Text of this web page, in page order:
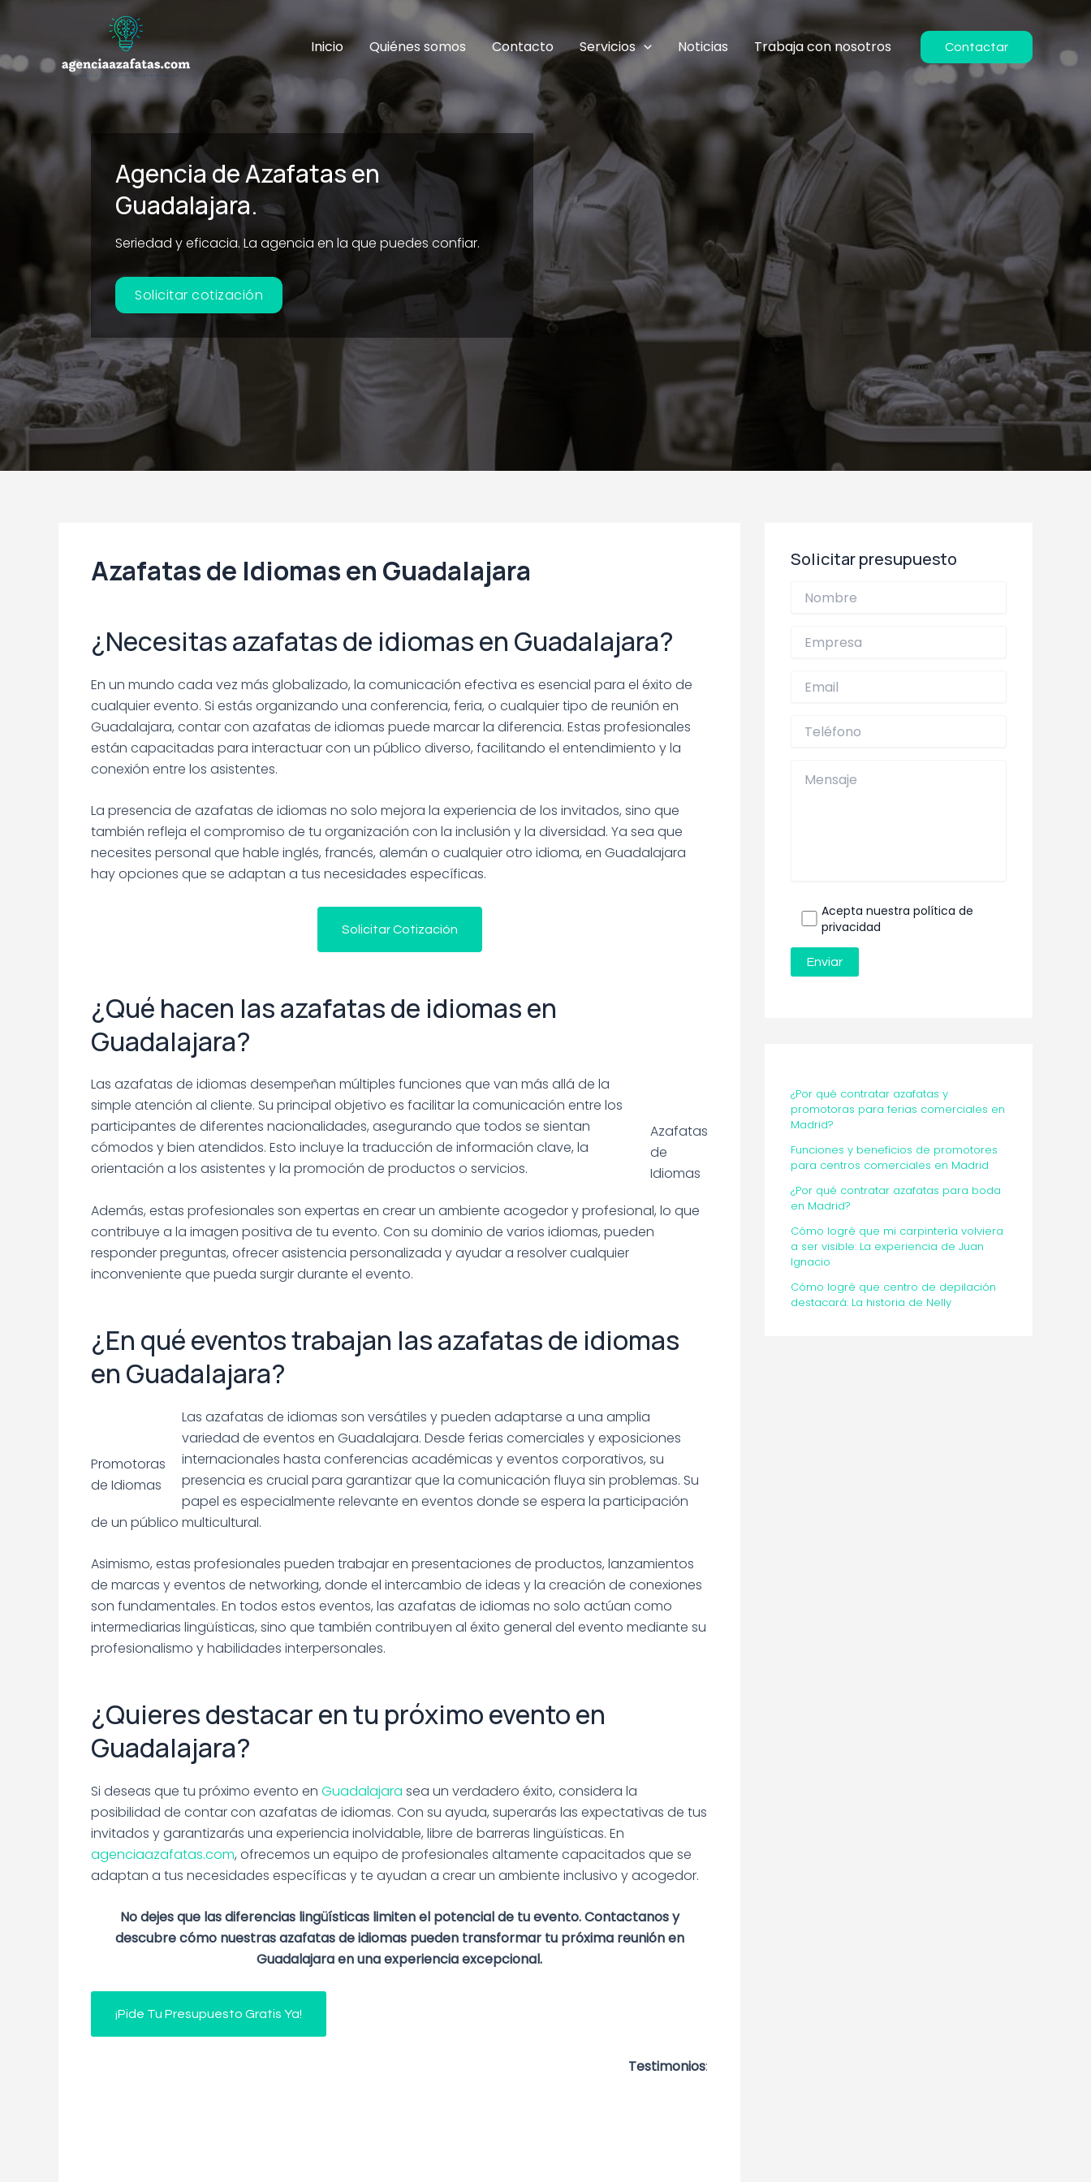
contenido
Inicio Quiénes somos Contacto Servicios Noticias Trabaja con nosotros Contactar
Agencia de Azafatas en
Guadalajara.
Seriedad y eficacia. La agencia en la que puedes confiar.
Solicitar cotización
Azafatas de Idiomas en Guadalajara
¿Necesitas azafatas de idiomas en Guadalajara?
En un mundo cada vez más globalizado, la comunicación efectiva es esencial para el éxito de
cualquier evento. Si estás organizando una conferencia, feria, o cualquier tipo de reunión en
Guadalajara, contar con azafatas de idiomas puede marcar la diferencia. Estas profesionales
están capacitadas para interactuar con un público diverso, facilitando el entendimiento y la
conexión entre los asistentes.
La presencia de azafatas de idiomas no solo mejora la experiencia de los invitados, sino que
también refleja el compromiso de tu organización con la inclusión y la diversidad. Ya sea que
necesites personal que hable inglés, francés, alemán o cualquier otro idioma, en Guadalajara
hay opciones que se adaptan a tus necesidades específicas.
Solicitar Cotización
¿Qué hacen las azafatas de idiomas en
Guadalajara?
Azafatas
de
Idiomas
Las azafatas de idiomas desempeñan múltiples funciones que van más allá de la
simple atención al cliente. Su principal objetivo es facilitar la comunicación entre los
participantes de diferentes nacionalidades, asegurando que todos se sientan
cómodos y bien atendidos. Esto incluye la traducción de información clave, la
orientación a los asistentes y la promoción de productos o servicios.
Además, estas profesionales son expertas en crear un ambiente acogedor y profesional, lo que
contribuye a la imagen positiva de tu evento. Con su dominio de varios idiomas, pueden
responder preguntas, ofrecer asistencia personalizada y ayudar a resolver cualquier
inconveniente que pueda surgir durante el evento.
¿En qué eventos trabajan las azafatas de idiomas
en Guadalajara?
Promotoras
de Idiomas
Las azafatas de idiomas son versátiles y pueden adaptarse a una amplia
variedad de eventos en Guadalajara. Desde ferias comerciales y exposiciones
internacionales hasta conferencias académicas y eventos corporativos, su
presencia es crucial para garantizar que la comunicación fluya sin problemas. Su
papel es especialmente relevante en eventos donde se espera la participación
de un público multicultural.
Asimismo, estas profesionales pueden trabajar en presentaciones de productos, lanzamientos
de marcas y eventos de networking, donde el intercambio de ideas y la creación de conexiones
son fundamentales. En todos estos eventos, las azafatas de idiomas no solo actúan como
intermediarias lingüísticas, sino que también contribuyen al éxito general del evento mediante su
profesionalismo y habilidades interpersonales.
¿Quieres destacar en tu próximo evento en
Guadalajara?
Si deseas que tu próximo evento en Guadalajara sea un verdadero éxito, considera la
posibilidad de contar con azafatas de idiomas. Con su ayuda, superarás las expectativas de tus
invitados y garantizarás una experiencia inolvidable, libre de barreras lingüísticas. En
agenciaazafatas.com, ofrecemos un equipo de profesionales altamente capacitados que se
adaptan a tus necesidades específicas y te ayudan a crear un ambiente inclusivo y acogedor.
No dejes que las diferencias lingüísticas limiten el potencial de tu evento. Contactanos y
descubre cómo nuestras azafatas de idiomas pueden transformar tu próxima reunión en
Guadalajara en una experiencia excepcional.
¡Pide Tu Presupuesto Gratis Ya!
Testimonios:
Solicitar presupuesto
Acepta nuestra política de
privacidad
¿Por qué contratar azafatas y
promotoras para ferias comerciales en
Madrid?
Funciones y beneficios de promotores
para centros comerciales en Madrid
¿Por qué contratar azafatas para boda
en Madrid?
Cómo logré que mi carpintería volviera
a ser visible: La experiencia de Juan
Ignacio
Cómo logré que centro de depilación
destacará: La historia de Nelly